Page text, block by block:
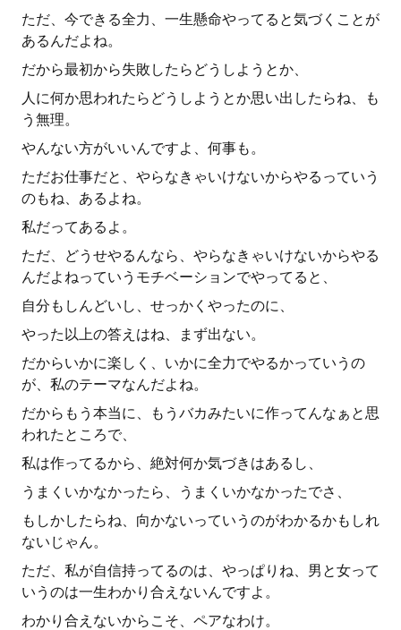
ただ、今できる全力、一生懸命やってると気づくことが
あるんだよね。
だから最初から失敗したらどうしようとか、
人に何か思われたらどうしようとか思い出したらね、も
う無理。
やんない方がいいんですよ、何事も。
ただお仕事だと、やらなきゃいけないからやるっていう
のもね、あるよね。
私だってあるよ。
ただ、どうせやるんなら、やらなきゃいけないからやる
んだよねっていうモチベーションでやってると、
自分もしんどいし、せっかくやったのに、
やった以上の答えはね、まず出ない。
だからいかに楽しく、いかに全力でやるかっていうの
が、私のテーマなんだよね。
だからもう本当に、もうバカみたいに作ってんなぁと思
われたところで、
私は作ってるから、絶対何か気づきはあるし、
うまくいかなかったら、うまくいかなかったでさ、
もしかしたらね、向かないっていうのがわかるかもしれ
ないじゃん。
ただ、私が自信持ってるのは、やっぱりね、男と女って
いうのは一生わかり合えないんですよ。
わかり合えないからこそ、ペアなわけ。